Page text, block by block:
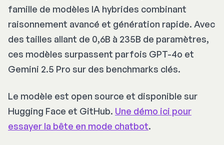
famille de modèles IA hybrides combinant
raisonnement avancé et génération rapide. Avec
des tailles allant de 0,6B à 235B de paramètres,
ces modèles surpassent parfois GPT-4o et
Gemini 2.5 Pro sur des benchmarks clés.
Le modèle est open source et disponible sur
Hugging Face et GitHub. Une démo ici pour
essayer la bête en mode chatbot.